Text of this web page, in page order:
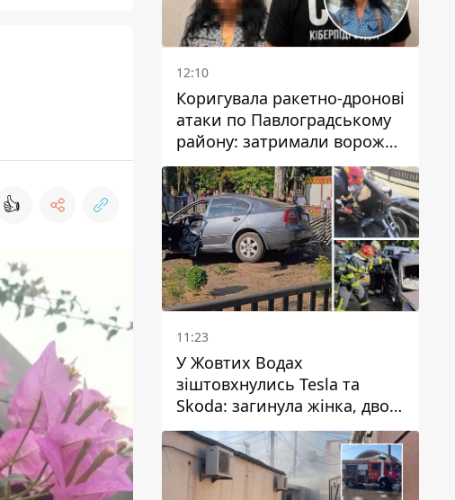
👍
12:10
Коригувала ракетно-дронові
атаки по Павлоградському
району: затримали ворожу
агентку
11:23
У Жовтих Водах
зіштовхнулись Tesla та
Skoda: загинула жінка, двоє
людей постраждали